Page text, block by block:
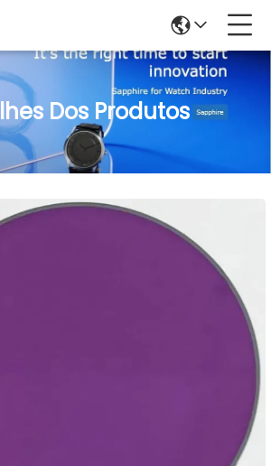
Dos Produtos